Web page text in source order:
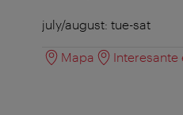
july/august: tue-sat
Mapa